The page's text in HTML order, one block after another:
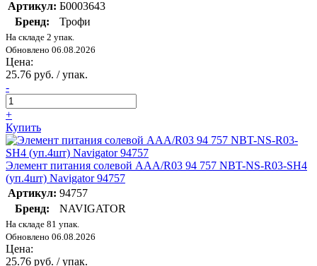
Артикул: Б0003643
Бренд:
Трофи
На складе 2 упак.
Обновлено 06.08.2026
Цена:
25.76 руб. / упак.
-
+
Купить
Элемент питания солевой AAA/R03 94 757 NBT-NS-R03-SH4
(уп.4шт) Navigator 94757
Артикул: 94757
Бренд:
NAVIGATOR
На складе 81 упак.
Обновлено 06.08.2026
Цена:
25.76 руб. / упак.